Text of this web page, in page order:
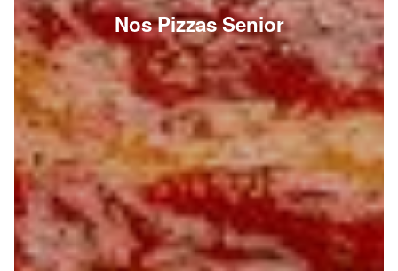
Nos Pizzas Senior